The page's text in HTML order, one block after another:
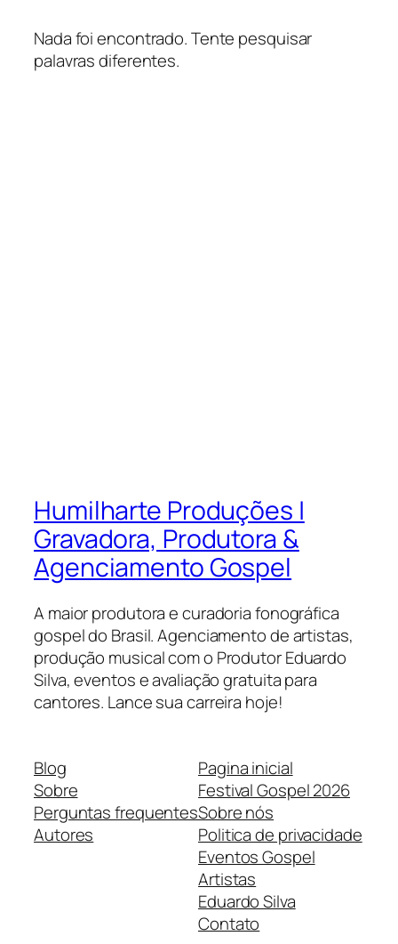
Nada foi encontrado. Tente pesquisar
palavras diferentes.
Humilharte Produções |
Gravadora, Produtora &
Agenciamento Gospel
A maior produtora e curadoria fonográfica
gospel do Brasil. Agenciamento de artistas,
produção musical com o Produtor Eduardo
Silva, eventos e avaliação gratuita para
cantores. Lance sua carreira hoje!
Blog
Sobre
Perguntas frequentes
Autores
Pagina inicial
Festival Gospel 2026
Sobre nós
Politica de privacidade
Eventos Gospel
Artistas
Eduardo Silva
Contato